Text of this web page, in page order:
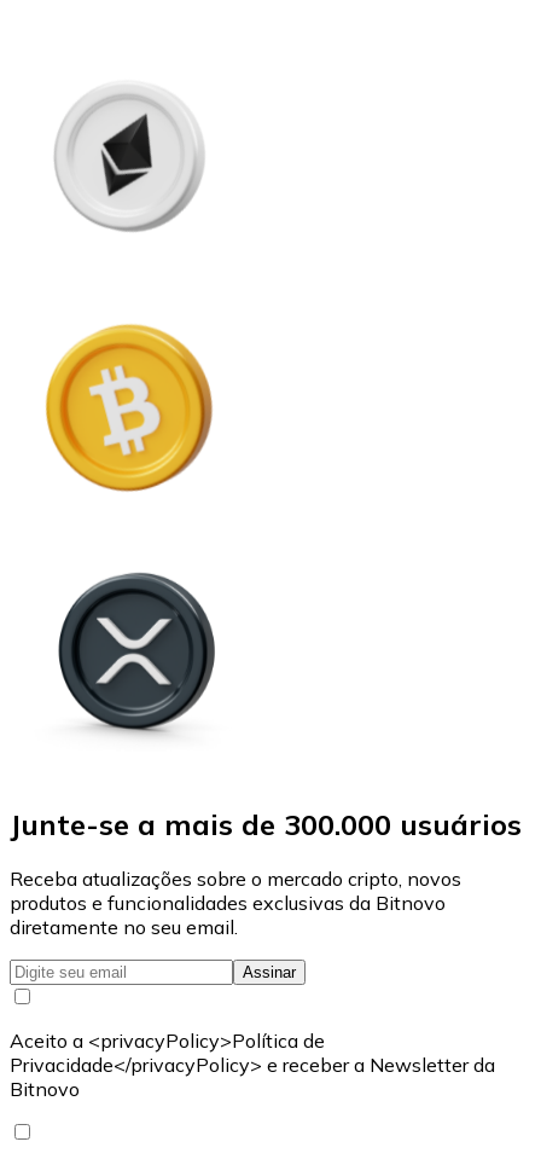
Junte-se a mais de 300.000 usuários
Receba atualizações sobre o mercado cripto, novos
produtos e funcionalidades exclusivas da Bitnovo
diretamente no seu email.
Assinar
Aceito a <privacyPolicy>Política de
Privacidade</privacyPolicy> e receber a Newsletter da
Bitnovo